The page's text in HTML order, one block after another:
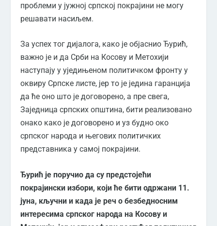
проблеми у јужној српској покрајини не могу
решавати насиљем.
За успех тог дијалога, како је објаснио Ђурић,
важно је и да Срби на Косову и Метохији
наступају у уједињеном политичком фронту у
оквиру Српске листе, јер то је једина гаранција
да ће оно што је договорено, а пре свега,
Заједница српских општина, бити реализовано
онако како је договорено и уз будно око
српског народа и његових политичких
представника у самој покрајини.
Ђурић је поручио да су предстојећи
покрајински избори, који ће бити одржани 11.
јуна, кључни и када је реч о безбедносним
интересима српског народа на Косову и